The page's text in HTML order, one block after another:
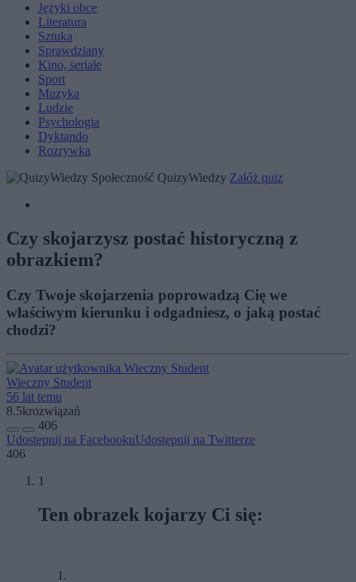
Języki obce
Literatura
Sztuka
Sprawdziany
Kino, seriale
Sport
Muzyka
Ludzie
Psychologia
Dyktando
Rozrywka
Społeczność QuizyWiedzy Załóż quiz
Czy skojarzysz postać historyczną z
obrazkiem?
Czy Twoje skojarzenia poprowadzą Cię we
właściwym kierunku i odgadniesz, o jaką postać
chodzi?
Wieczny Student
56 lat temu
8.5krozwiązań
406
Udostępnij na FacebookuUdostępnij na Twitterze
406
1
Ten obrazek kojarzy Ci się: